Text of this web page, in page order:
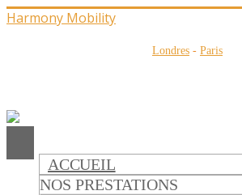
Harmony Mobility
Londres - Paris
ACCUEIL
NOS PRESTATIONS